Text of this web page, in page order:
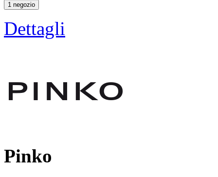
1 negozio
Dettagli
Pinko